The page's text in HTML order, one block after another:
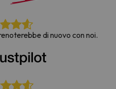
di nuovo con noi.